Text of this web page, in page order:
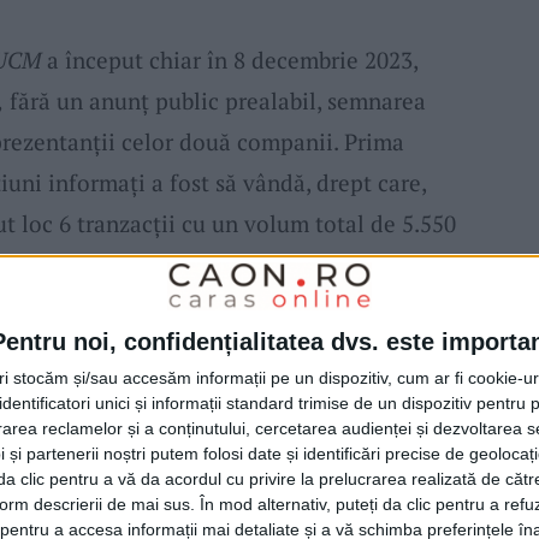
noi, confidențialitatea dvs. este
stocăm și/sau accesăm informații pe un dispozitiv, cum ar fi cookie-
unici și informații standard trimise de un dispozitiv pentru
reclamelor și a conținutului, cercetarea audienței și dezvoltarea
și partenerii noștri putem folosi date și identificări precise de
clic pentru a vă da acordul cu privire la prelucrarea realizată de
descrierii de mai sus. În mod alternativ, puteți da clic pentru a
a accesa informații mai detaliate și a vă schimba preferințele
a început chiar în 8 decembrie 2023,
fără un anunţ public prealabil, semnarea
celor două companii. Prima
informaţi a fost să vândă, drept care,
loc 6 tranzacţii cu un volum total de 5.550
acţiune, în 8 decembrie au avut loc 74
de acţiuni, BVB închizând ziua în
a continuat să scadă până la sfârşitul
în 29 decembrie cu un preţ de 0,1770
din decembrie a echivalat cu o diminuare